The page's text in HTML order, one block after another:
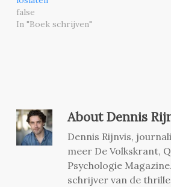
false
In "Boek schrijven"
AboutDennis
Dennis Rijnvis,
meer De Volkskrant,
Psychologie
schrijver van de